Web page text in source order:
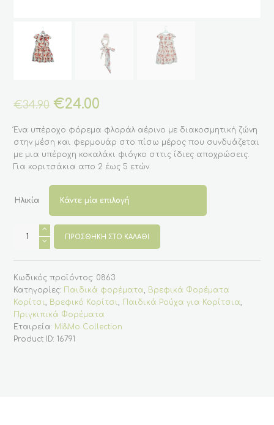
€34.90 Original
was:
€34.90.
€24.00
τιμή
είναι:
€24.00.
Ένα υπέροχο φόρεμα φλοράλ αέρινο με διακοσμητική ζώνη
στην μέση και φερμουάρ στο πίσω μέρος που συνδυάζεται
με μια υπέροχη κοκαλάκι φιόγκο σττις ίδιες αποχρώσεις.
Για κοριτσάκια απο 2 έως 5 ετών.
Ηλικία
Εντυπωσιακό
Φλοράλ
Κοκαλάκι
5)
ποσότητα
ΠΡΟΣΘΉΚΗ ΣΤΟ ΚΑΛΆΘΙ
Κωδικός προϊόντος: 0863
Κατηγορίες:
Παιδικά φορέματα, Βρεφικά Φορέματα
Κορίτσι, Βρεφικό Κορίτσι, Παιδικά Ρούχα για Κορίτσια,
Πριγκιπικά Φορέματα
Εταιρεία: Mi&Mo Collection
Product ID:16791